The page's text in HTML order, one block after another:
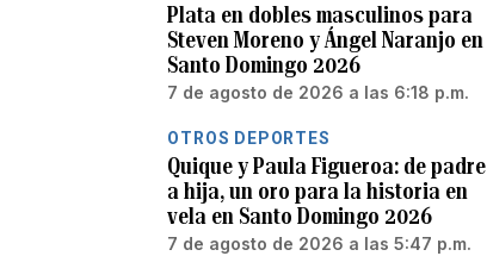
Plata en dobles masculinos para
Steven Moreno y Ángel Naranjo en
Santo Domingo 2026
7 de agosto de 2026 a las 6:18 p.m.
OTROS DEPORTES
Quique y Paula Figueroa: de padre
a hija, un oro para la historia en
vela en Santo Domingo 2026
7 de agosto de 2026 a las 5:47 p.m.